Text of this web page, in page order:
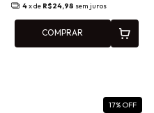
4x de R$24,98 sem juros
COMPRAR
17% OFF